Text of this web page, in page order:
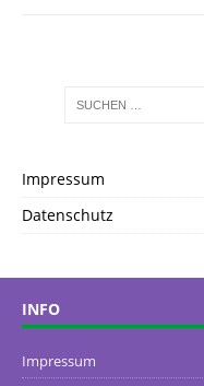
Impressum
Datenschutz
INFO
Impressum